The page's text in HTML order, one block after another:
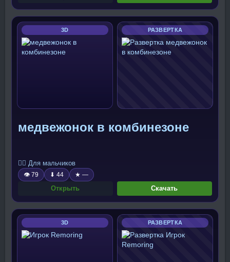
3D РАЗВЕРТКА
медвежонок в комбинезоне
🧍‍♂️ Для мальчиков
👁 79 ⬇ 44 ★ —
Открыть Скачать
3D РАЗВЕРТКА